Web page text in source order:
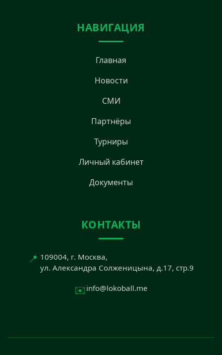
НАВИГАЦИЯ
Главная
Новости
СМИ
Партнёры
Турниры
Личный кабинет
Документы
КОНТАКТЫ
📍 109004, г. Москва,
ул. Александра Солженицына, д.17, стр.9
✉️ info@lokoball.me